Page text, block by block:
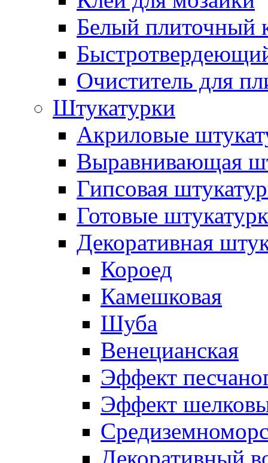
Белый плиточный
Очиститель для
Штукатурки
Акриловые
Выравнивающая
Гипсовая
Готовые
Декоративная
Короед
Камешковая
Шуба
Венецианская
Эффект
Эффект